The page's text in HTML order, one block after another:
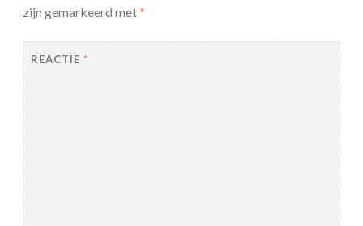
zijn gemarkeerd met*
REACTIE *